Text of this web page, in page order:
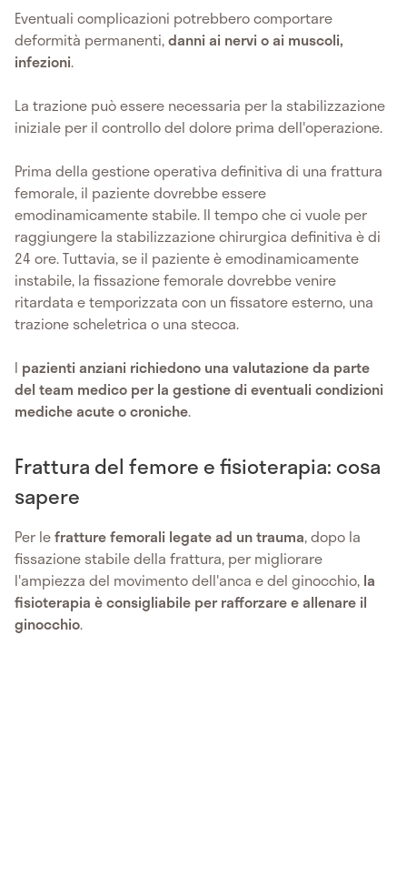
Eventuali complicazioni potrebbero comportare
deformità permanenti,danni ai nervi o ai muscoli,
infezioni.
La trazione può essere necessaria per la stabilizzazione
iniziale per il controllo del dolore prima dell'operazione.
Prima della gestione operativa definitiva di una frattura
femorale, il paziente dovrebbe essere
emodinamicamente stabile. Il tempo che ci vuole per
raggiungere la stabilizzazione chirurgica definitiva è di
24 ore. Tuttavia, se il paziente è emodinamicamente
instabile, la fissazione femorale dovrebbe venire
ritardata e temporizzata con un fissatore esterno, una
trazione scheletrica o una stecca.
I pazienti anziani richiedono una valutazione da parte
del team medico per la gestione di eventuali condizioni
mediche acute o croniche.
Frattura del femore e fisioterapia: cosa
sapere
Per lefratture femorali legate ad un trauma, dopo la
fissazione stabile della frattura, per migliorare
l'ampiezza del movimento dell'anca e del ginocchio, la
fisioterapia è consigliabile per rafforzare e allenare il
ginocchio.